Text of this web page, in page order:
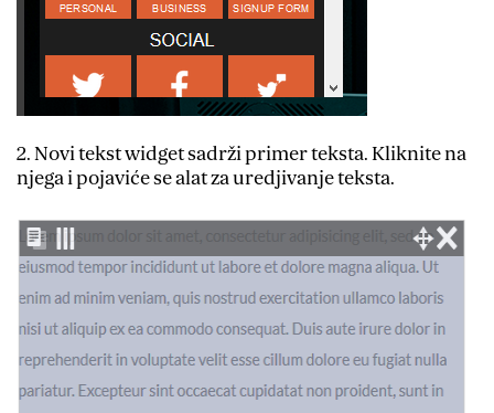
2. Novi tekst widget sadrži primer teksta. Kliknite na
njega i pojaviće se alat za uredjivanje teksta.